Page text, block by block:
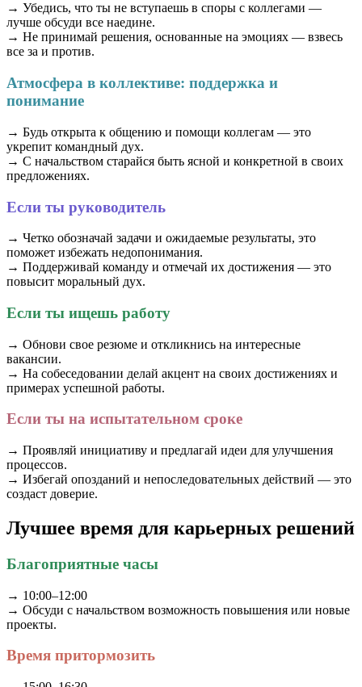
→ Убедись, что ты не вступаешь в споры с коллегами —
лучше обсуди все наедине.
→ Не принимай решения, основанные на эмоциях — взвесь
все за и против.
Атмосфера в коллективе: поддержка и
понимание
→ Будь открыта к общению и помощи коллегам — это
укрепит командный дух.
→ С начальством старайся быть ясной и конкретной в своих
предложениях.
Если ты руководитель
→ Четко обозначай задачи и ожидаемые результаты, это
поможет избежать недопонимания.
→ Поддерживай команду и отмечай их достижения — это
повысит моральный дух.
Если ты ищешь работу
→ Обнови свое резюме и откликнись на интересные
вакансии.
→ На собеседовании делай акцент на своих достижениях и
примерах успешной работы.
Если ты на испытательном сроке
→ Проявляй инициативу и предлагай идеи для улучшения
процессов.
→ Избегай опозданий и непоследовательных действий — это
создаст доверие.
Лучшее время для карьерных решений
Благоприятные часы
→ 10:00–12:00
→ Обсуди с начальством возможность повышения или новые
проекты.
Время притормозить